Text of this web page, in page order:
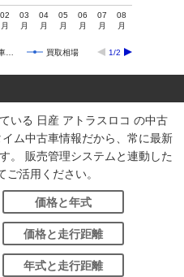
… 買取相場 1/2
02
月
03
月
04
月
05
月
06
月
07
月
08
月
いる 日産 アトラスロコ の中古
ム中古車情報だから、常に最新
。 販売管理システムと連動した
活用ください。
価格と年式
価格と走行距離
年式と走行距離